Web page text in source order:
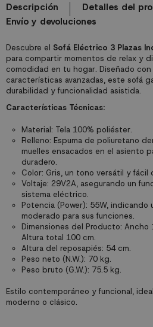
Descubre el Sofá Eléctrico 3 Plazas
para compartir momentos de relax y
comodidad en tu hogar. Diseñado
características avanzadas, este sofá
durabilidad y funcionalidad asistida.
Características Técnicas:
Material: Tela 100% poliéster.
Relleno: Espuma de poliuretano
muelles ensacados en el asiento
duradero.
Color: Gris, un tono versátil y fácil
Voltaje: 29V2A, asegurando un
sistema eléctrico.
Potencia (Power): 55W,
moderado para sus funciones.
Dimensiones del Producto: Ancho
Altura total 100 cm.
Altura del reposapiés: 54 cm.
Peso neto (N.W.): 70 kg.
Peso bruto (G.W.): 75.5 kg.
Estilo contemporáneo y funcional,
moderno o clásico.
Descripción
Detalles del
Envío y devoluciones